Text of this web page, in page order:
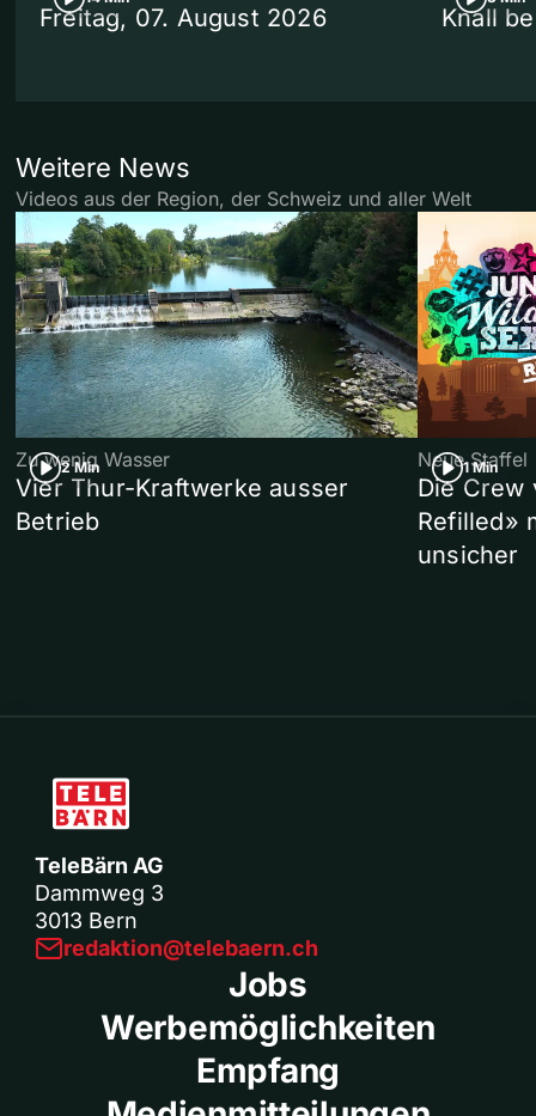
Freitag, 07. August 2026 Knall
Weitere News
Videos aus der Region, der Schweiz und aller Welt
2 Min
Zu wenig Wasser
Vier Thur-Kraftwerke ausser
Betrieb
1 Min
Neue Staffel
Die Crew
Refilled»
unsicher
TeleBärn AG
Dammweg 3
3013 Bern
redaktion@telebaern.ch
Jobs
Werbemöglichkeiten
Empfang